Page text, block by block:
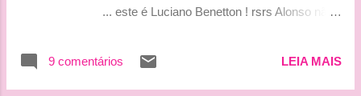
sua forma física. Após o sucesso em seu
... este é Luciano Benetton ! rsrs Alonso não
Ministro Italiano. O Briatore só tem amigo
importante ... Jean Todt e esposa (com um
9 comentários LEIA MAIS